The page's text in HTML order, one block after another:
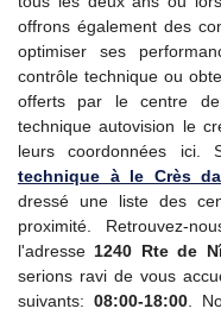
offrons également des
optimiser ses
contrôle technique ou
offerts par le centre de
technique autovision le
leurs coordonnées ici.
technique à le Crès
dressé une liste des
proximité. Retrouvez-
l'adresse 1240 Rte de
serions ravi de vous
suivants: 08:00-18:00.